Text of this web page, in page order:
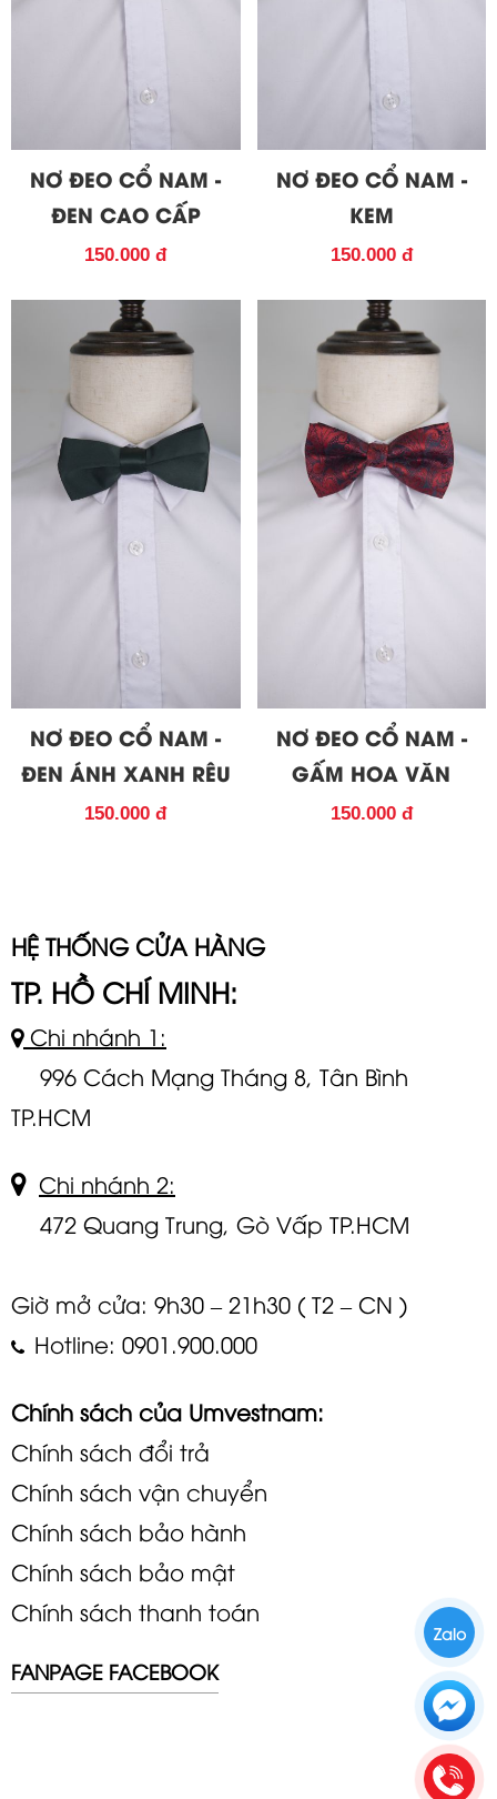
NƠ ĐEO CỔ NAM -
ĐEN CAO CẤP
150.000 đ
NƠ ĐEO CỔ NAM -
KEM
150.000 đ
NƠ ĐEO CỔ NAM -
ĐEN ÁNH XANH RÊU
150.000 đ
NƠ ĐEO CỔ NAM -
GẤM HOA VĂN
150.000 đ
HỆ THỐNG CỬA HÀNG
TP. HỒ CHÍ MINH:
Chi nhánh 1:
996 Cách Mạng Tháng 8, Tân Bình
TP.HCM
Chi nhánh 2:
472 Quang Trung, Gò Vấp TP.HCM
Giờ mở cửa: 9h30 – 21h30 ( T2 – CN )
Hotline: 0901.900.000
Chính sách của Umvestnam:
Chính sách đổi trả
Chính sách vận chuyển
Chính sách bảo hành
Chính sách bảo mật
Chính sách thanh toán
FANPAGE FACEBOOK
Zalo